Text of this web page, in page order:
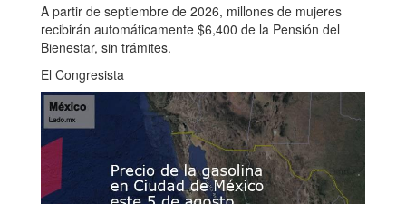
A partir de septiembre de 2026, millones de mujeres
recibirán automáticamente $6,400 de la Pensión del
Bienestar, sin trámites.
El Congresista